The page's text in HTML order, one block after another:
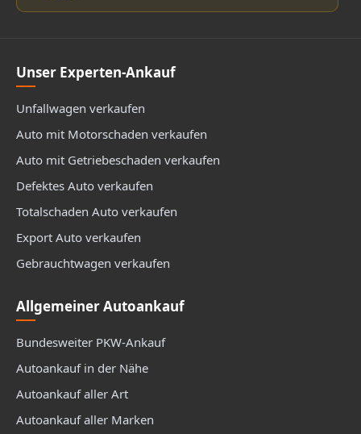
Unser Experten-Ankauf
Unfallwagen verkaufen
Auto mit Motorschaden verkaufen
Auto mit Getriebeschaden verkaufen
Defektes Auto verkaufen
Totalschaden Auto verkaufen
Export Auto verkaufen
Gebrauchtwagen verkaufen
Allgemeiner Autoankauf
Bundesweiter PKW-Ankauf
Autoankauf in der Nähe
Autoankauf aller Art
Autoankauf aller Marken